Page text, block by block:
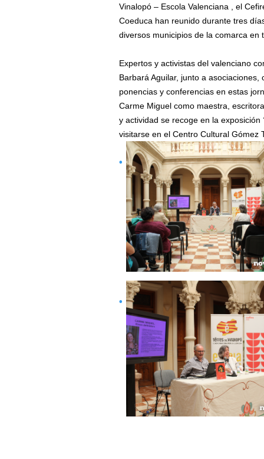
Vinalopó – Escola Valenciana , el
Coeduca han reunido durante tres
diversos municipios de la comarca en
Expertos y activistas del valenciano
Barbará Aguilar, junto a
ponencias y conferencias en estas
Carme Miguel como maestra,
y actividad se recoge en la exposición
visitarse en el Centro Cultural Gómez